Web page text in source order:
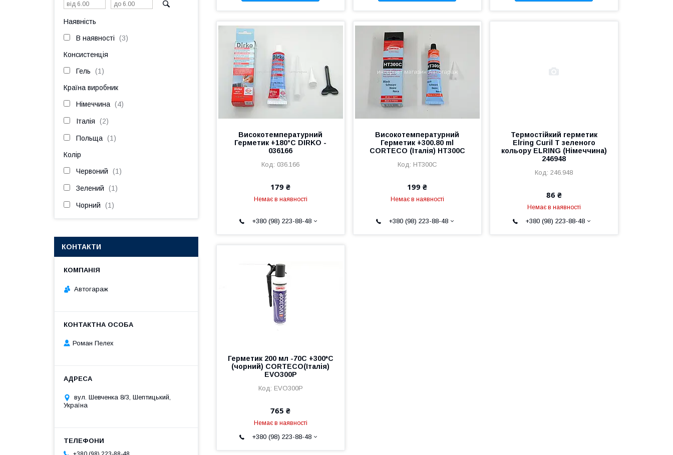
Високотемпературний
Герметик +180°С DIRKO -
036166
036.166
179 ₴
Немає в наявності
+380 (98) 223-88-48
Високотемпературний
Герметик +300.80 ml
CORTECO (Італія) HT300C
HT300C
199 ₴
Немає в наявності
+380 (98) 223-88-48
Термостійкий герметик
Elring Curil T зеленого
кольору ELRING (Німеччина)
246948
246.948
86 ₴
Немає в наявності
+380 (98) 223-88-48
Герметик 200 мл -70C +300*C
(чорний) CORTECO(Італія)
EVO300P
EVO300P
765 ₴
Немає в наявності
+380 (98) 223-88-48
Наявність
В наявності 3
Консистенція
Гель 1
Країна виробник
Німеччина 4
Італія 2
Польща 1
Колір
Червоний 1
Зелений 1
Чорний 1
КОНТАКТИ
Автогараж
Роман Пелех
вул. Шевченка 8/3, Шептицький,
Україна